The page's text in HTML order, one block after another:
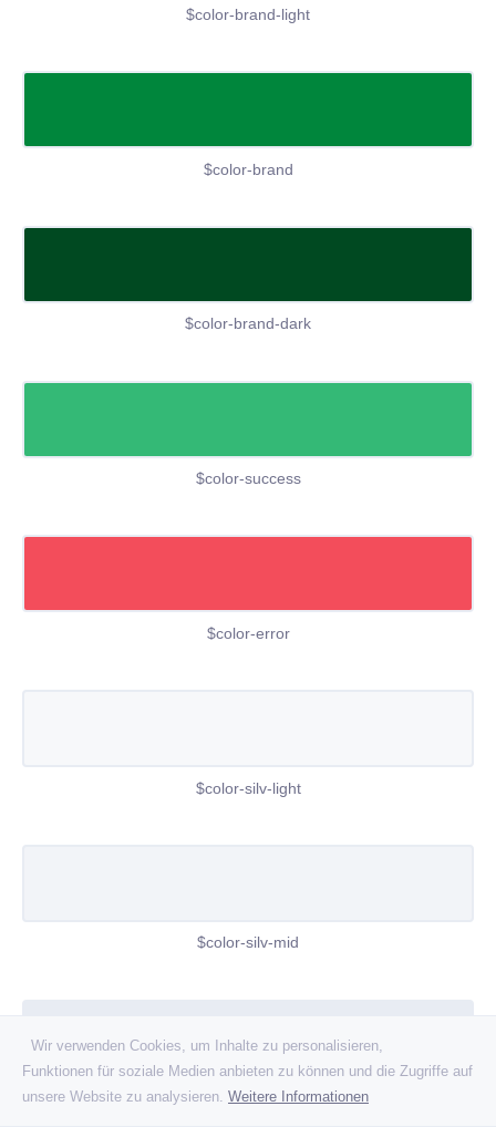
Wir verwenden Cookies, um Inhalte zu personalisieren,
Funktionen für soziale Medien anbieten zu können und die Zugriffe auf
unsere Website zu analysieren. Weitere Informationen
$color-brand-light
$color-brand
$color-brand-dark
$color-success
$color-error
$color-silv-light
$color-silv-mid
$color-silv-dark